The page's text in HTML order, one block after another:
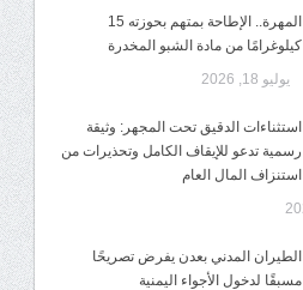
المهرة.. الإطاحة بمتهم بحوزته 15
كيلوغرامًا من مادة الشبو المخدرة
يوليو 18, 2026
استثناءات الدقيق تحت المجهر: وثيقة
رسمية تدعو للإيقاف الكامل وتحذيرات من
استنزاف المال العام
الطيران المدني بعدن يفرض تصريحًا
مسبقًا لدخول الأجواء اليمنية